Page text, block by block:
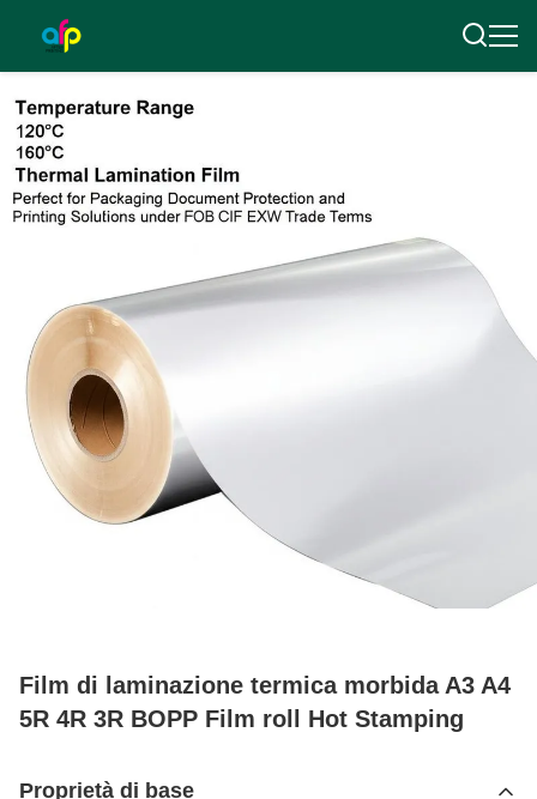
Film di laminazione termica morbida A3 A4
5R 4R 3R BOPP Film roll Hot Stamping
Proprietà di base